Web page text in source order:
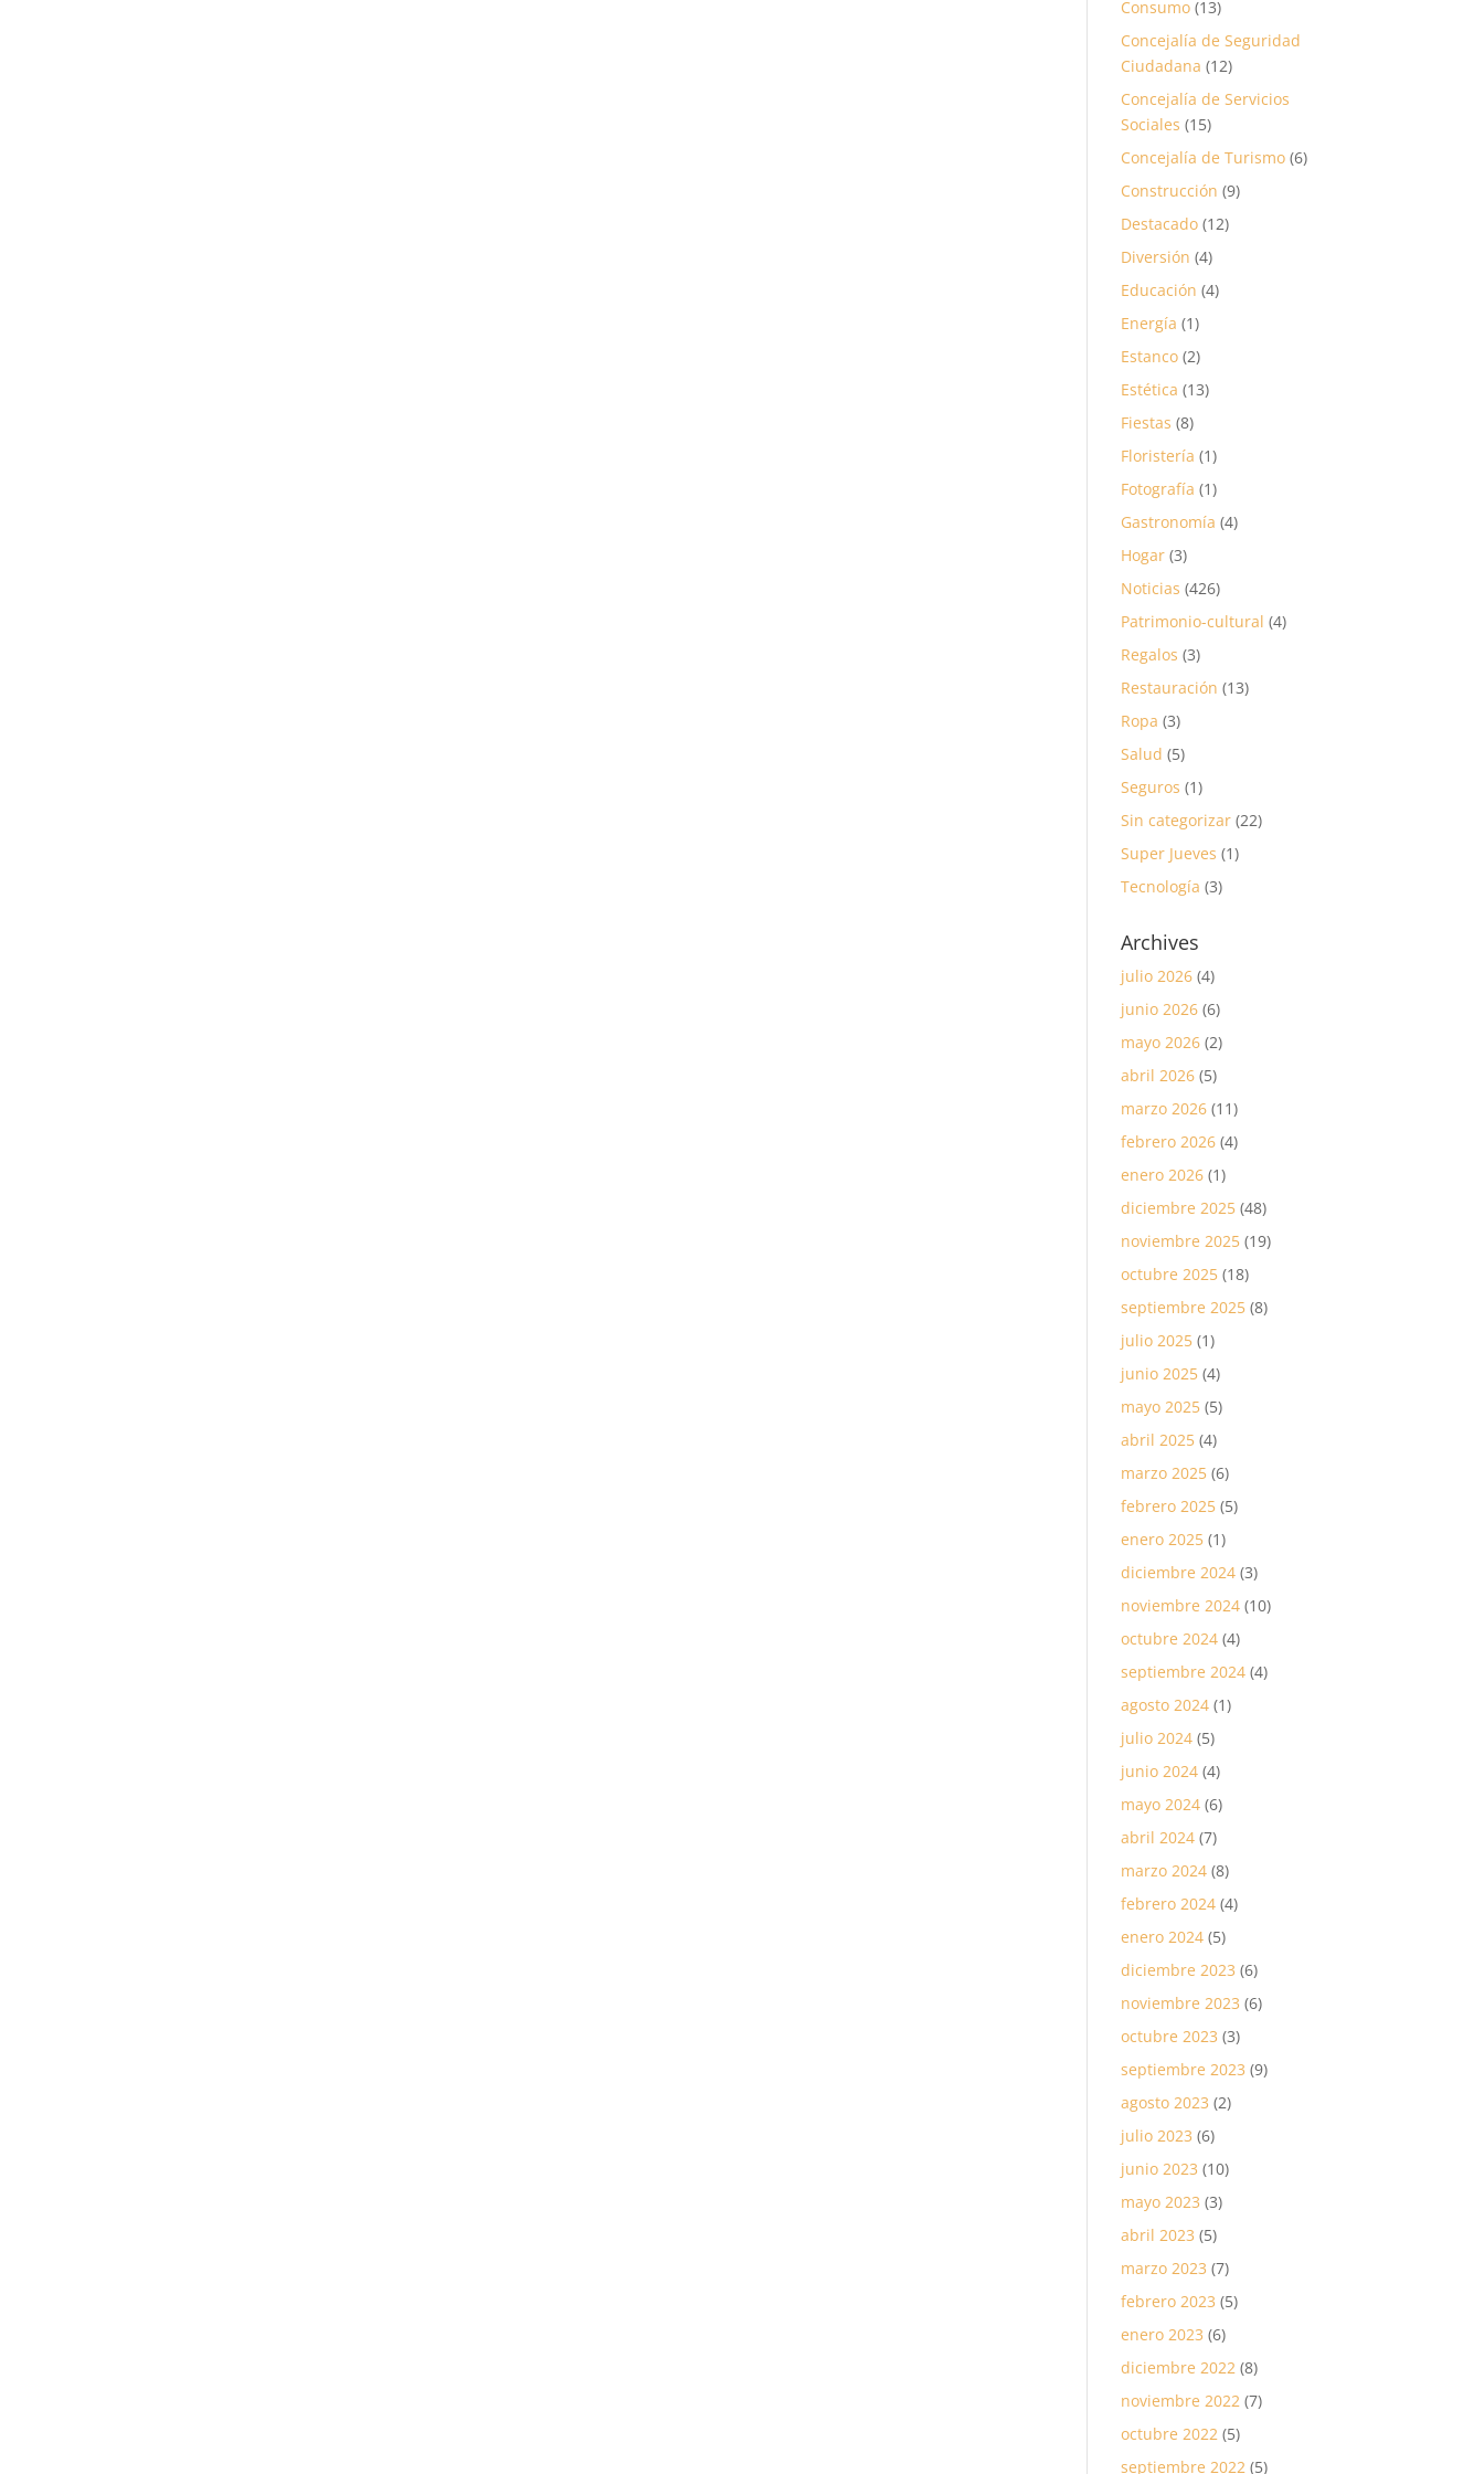
Consumo (13)
Concejalía de Seguridad
Ciudadana (12)
Concejalía de Servicios
Sociales (15)
Concejalía de Turismo (6)
Construcción (9)
Destacado (12)
Diversión (4)
Educación (4)
Energía (1)
Estanco (2)
Estética (13)
Fiestas (8)
Floristería (1)
Fotografía (1)
Gastronomía (4)
Hogar (3)
Noticias (426)
Patrimonio-cultural (4)
Regalos (3)
Restauración (13)
Ropa (3)
Salud (5)
Seguros (1)
Sin categorizar (22)
Super Jueves (1)
Tecnología (3)
Archives
julio 2026 (4)
junio 2026 (6)
mayo 2026 (2)
abril 2026 (5)
marzo 2026 (11)
febrero 2026 (4)
enero 2026 (1)
diciembre 2025 (48)
noviembre 2025 (19)
octubre 2025 (18)
septiembre 2025 (8)
julio 2025 (1)
junio 2025 (4)
mayo 2025 (5)
abril 2025 (4)
marzo 2025 (6)
febrero 2025 (5)
enero 2025 (1)
diciembre 2024 (3)
noviembre 2024 (10)
octubre 2024 (4)
septiembre 2024 (4)
agosto 2024 (1)
julio 2024 (5)
junio 2024 (4)
mayo 2024 (6)
abril 2024 (7)
marzo 2024 (8)
febrero 2024 (4)
enero 2024 (5)
diciembre 2023 (6)
noviembre 2023 (6)
octubre 2023 (3)
septiembre 2023 (9)
agosto 2023 (2)
julio 2023 (6)
junio 2023 (10)
mayo 2023 (3)
abril 2023 (5)
marzo 2023 (7)
febrero 2023 (5)
enero 2023 (6)
diciembre 2022 (8)
noviembre 2022 (7)
octubre 2022 (5)
septiembre 2022 (5)